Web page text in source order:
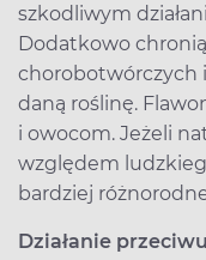
szkodliwym
Dodatkowo
chorobotwórczych
daną roślinę.
i owocom. Jeżeli
względem
bardziej
Działanie